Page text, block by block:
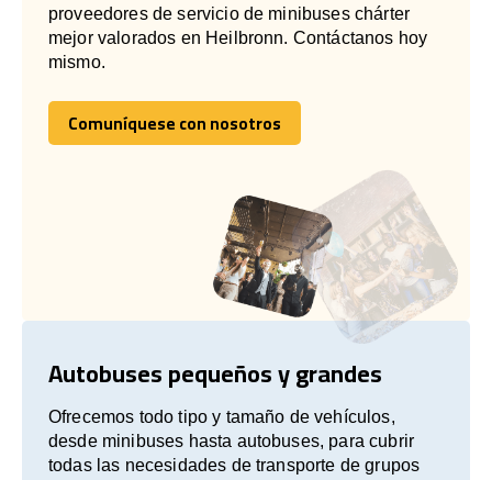
proveedores de servicio de minibuses chárter
mejor valorados en Heilbronn. Contáctanos hoy
mismo.
Comuníquese con nosotros
Comuníquese con nosotros
Autobuses pequeños y grandes
Ofrecemos todo tipo y tamaño de vehículos,
desde minibuses hasta autobuses, para cubrir
todas las necesidades de transporte de grupos